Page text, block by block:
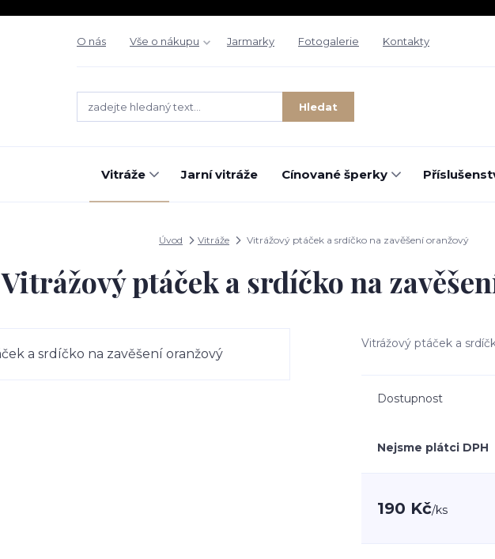
O nás Vše o nákupu Jarmarky Fotogalerie Kontakty
Hledat
Vitráže Jarní vitráže Cínované šperky
Úvod Vitráže Vitrážový ptáček a srdíčko na zavěšení oranžový
Vitrážový ptáček a srdíčko na
Vitrážový ptáček a
Dostupnost
Nejsme plátci DPH
190 Kč/ks